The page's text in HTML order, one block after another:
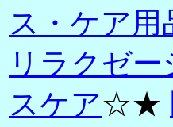
ス・ケア用
リラクゼー
スケア☆★